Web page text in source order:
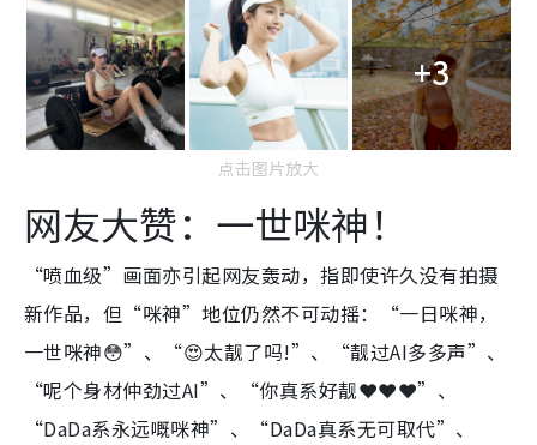
+3
点击图片放大
网友大赞：一世咪神！
“喷血级”画面亦引起网友轰动，指即使许久没有拍摄
新作品，但“咪神”地位仍然不可动摇：“一日咪神，
一世咪神😳”、“😍太靓了吗!”、“靓过AI多多声”、
“呢个身材仲劲过AI”、“你真系好靓❤️❤️❤️”、
“DaDa系永远嘅咪神”、“DaDa真系无可取代”、